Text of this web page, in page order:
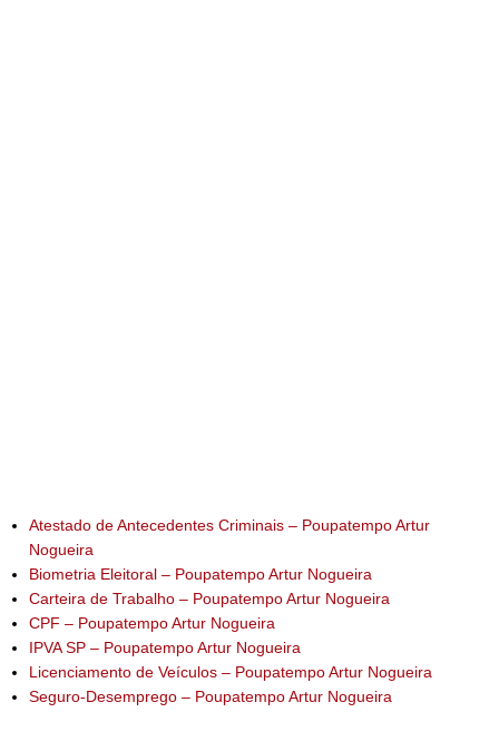
Atestado de Antecedentes Criminais – Poupatempo Artur
Nogueira
Biometria Eleitoral – Poupatempo Artur Nogueira
Carteira de Trabalho – Poupatempo Artur Nogueira
CPF – Poupatempo Artur Nogueira
IPVA SP – Poupatempo Artur Nogueira
Licenciamento de Veículos – Poupatempo Artur Nogueira
Seguro-Desemprego – Poupatempo Artur Nogueira